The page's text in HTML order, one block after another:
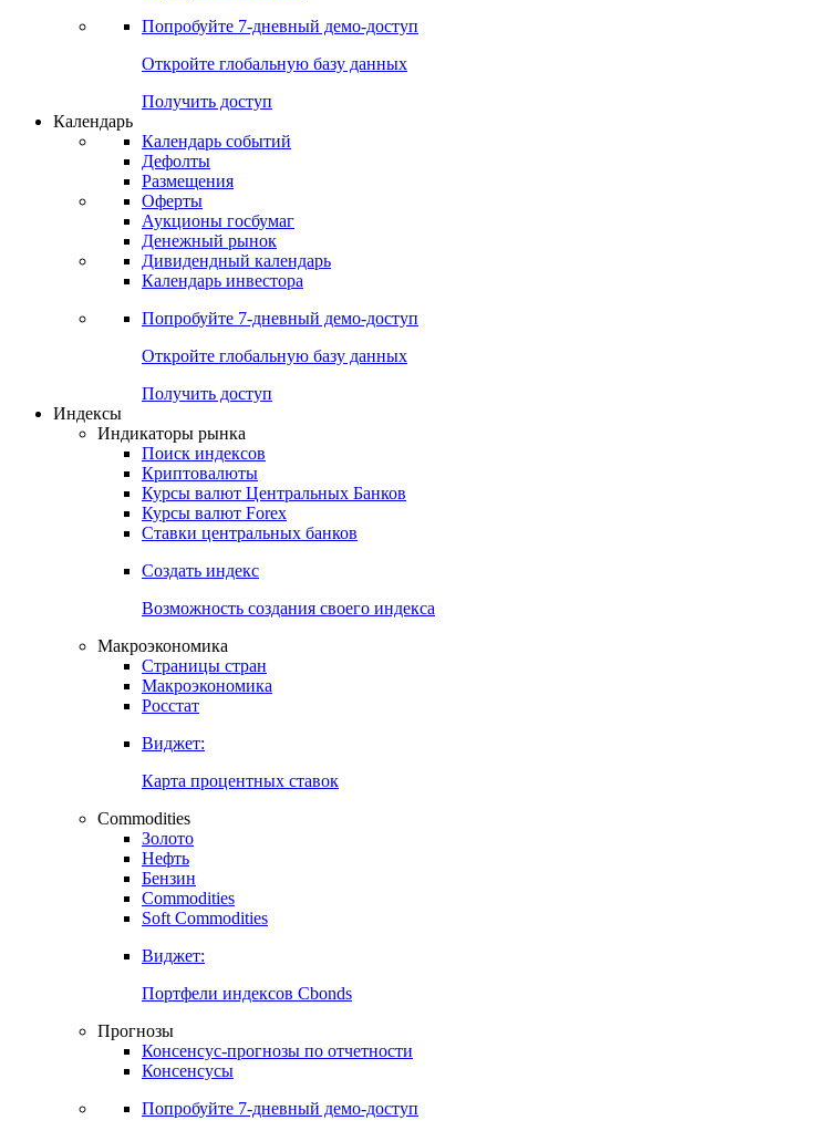
Попробуйте 7-дневный демо-доступ
Откройте глобальную базу данных
Получить доступ
Календарь
Календарь событий
Дефолты
Размещения
Оферты
Аукционы госбумаг
Денежный рынок
Дивидендный календарь
Календарь инвестора
Попробуйте 7-дневный демо-доступ
Откройте глобальную базу данных
Получить доступ
Индексы
Индикаторы рынка
Поиск индексов
Криптовалюты
Курсы валют Центральных Банков
Курсы валют Forex
Ставки центральных банков
Создать индекс
Возможность создания своего индекса
Макроэкономика
Страницы стран
Макроэкономика
Росстат
Виджет:
Карта процентных ставок
Commodities
Золото
Нефть
Бензин
Commodities
Soft Commodities
Виджет:
Портфели индексов Cbonds
Прогнозы
Консенсус-прогнозы по отчетности
Консенсусы
Попробуйте 7-дневный демо-доступ